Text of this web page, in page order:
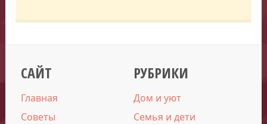
САЙТ
Главная
Советы
РУБРИКИ
Дом и уют
Семья и дети